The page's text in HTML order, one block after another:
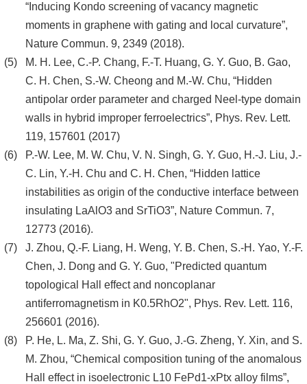
“Inducing Kondo screening of vacancy magnetic
moments in graphene with gating and local curvature”,
Nature Commun. 9, 2349 (2018).
M. H. Lee, C.-P. Chang, F.-T. Huang, G. Y. Guo, B. Gao,
C. H. Chen, S.-W. Cheong and M.-W. Chu, “Hidden
antipolar order parameter and charged Neel-type domain
walls in hybrid improper ferroelectrics”, Phys. Rev. Lett.
119, 157601 (2017)
P.-W. Lee, M. W. Chu, V. N. Singh, G. Y. Guo, H.-J. Liu, J.-
C. Lin, Y.-H. Chu and C. H. Chen, “Hidden lattice
instabilities as origin of the conductive interface between
insulating LaAlO3 and SrTiO3”, Nature Commun. 7,
12773 (2016).
J. Zhou, Q.-F. Liang, H. Weng, Y. B. Chen, S.-H. Yao, Y.-F.
Chen, J. Dong and G. Y. Guo, "Predicted quantum
topological Hall effect and noncoplanar
antiferromagnetism in K0.5RhO2", Phys. Rev. Lett. 116,
256601 (2016).
P. He, L. Ma, Z. Shi, G. Y. Guo, J.-G. Zheng, Y. Xin, and S.
M. Zhou, “Chemical composition tuning of the anomalous
Hall effect in isoelectronic L10 FePd1-xPtx alloy films”,